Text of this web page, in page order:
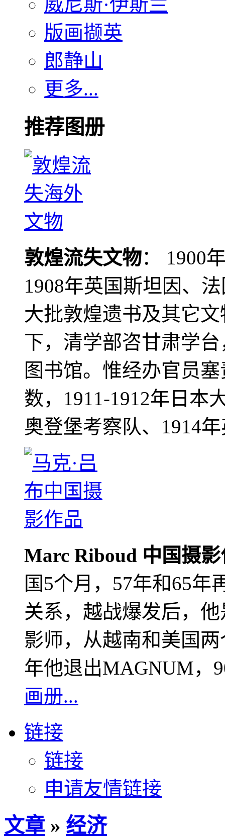
版画撷英
郎静山
更多...
推荐图册
敦煌流失文物： 1900
1908年英国斯坦因、
大批敦煌遗书及其它
下，清学部咨甘肃学
图书馆。惟经办官员
数，1911-1912年日本
奥登堡考察队、1914
Marc Riboud 中国摄
国5个月，57年和65年
关系，越战爆发后，
影师，从越南和美国
年他退出MAGNUM，
画册...
链接
链接
申请友情链接
文章 » 经济